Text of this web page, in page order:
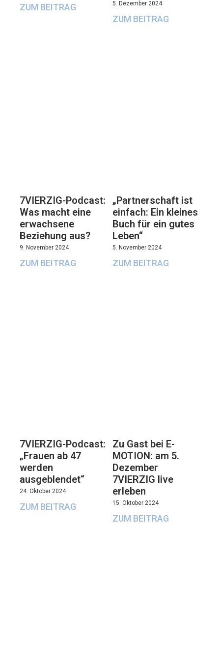
ZUM BEITRAG 5. Dezember 2024
ZUM BEITRAG
7VIERZIG-Podcast:
Was macht eine
erwachsene
Beziehung aus?
9. November 2024
ZUM BEITRAG
„Partnerschaft ist
einfach: Ein kleines
Buch für ein gutes
Leben“
5. November 2024
ZUM BEITRAG
7VIERZIG-Podcast:
„Frauen ab 47
werden
ausgeblendet“
24. Oktober 2024
ZUM BEITRAG
Zu Gast bei E-
MOTION: am 5.
Dezember
7VIERZIG live
erleben
15. Oktober 2024
ZUM BEITRAG